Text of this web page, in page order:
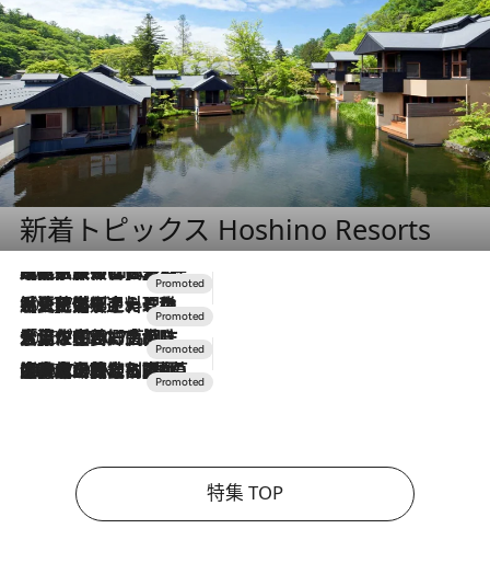
新着トピックス Hoshino Resorts
2026.7.31
【ホテル帰省】という選択肢をOMOが提案。家族とほどよい距離を保つには「昼は実家、夜は気兼ねなくホテルで！」
2026.7.24
【夏限定ディナーコース】旬を迎える稚鮎や花ズッキーニなどをイタリア・トスカーナの郷土料理の手法で満喫！
2026.7.17
「土佐和ハーブかき氷」がOMO7高知に登場！生姜、山椒、大葉など目にも舌にも涼を呼ぶ郷土の味
2026.7.10
NEW OPEN！【界 草津】名湯の地に誕生。趣の異なる2種の温泉と上州ならではの会席・蕎麦割烹など美食を味わう究極の癒やし旅
特集 TOP